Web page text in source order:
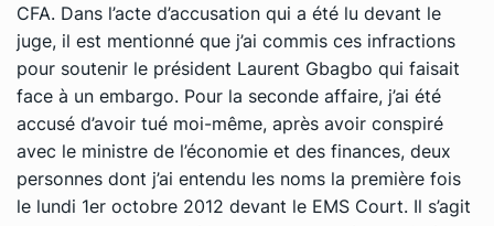
CFA. Dans l’acte d’accusation qui a été lu devant le
juge, il est mentionné que j’ai commis ces infractions
pour soutenir le président Laurent Gbagbo qui faisait
face à un embargo. Pour la seconde affaire, j’ai été
accusé d’avoir tué moi-même, après avoir conspiré
avec le ministre de l’économie et des finances, deux
personnes dont j’ai entendu les noms la première fois
le lundi 1er octobre 2012 devant le EMS Court. Il s’agit